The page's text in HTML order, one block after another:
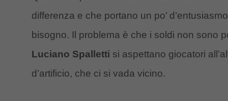
differenza e che portano un po’
bisogno. Il problema è che i soldi non sono
Luciano Spalletti si aspettano giocatori
d’artificio, che ci si vada vicino.